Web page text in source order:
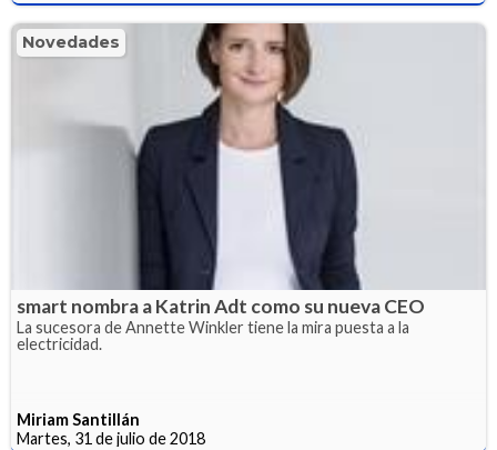
Novedades
smart nombra a Katrin Adt como su nueva CEO
La sucesora de Annette Winkler tiene la mira puesta a la
electricidad.
Miriam Santillán
Martes, 31 de julio de 2018